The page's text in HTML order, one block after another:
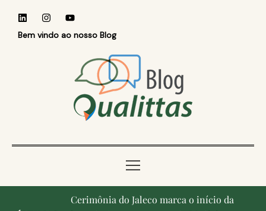
Bem vindo ao nosso Blog
Cerimônia do Jaleco marca o início da